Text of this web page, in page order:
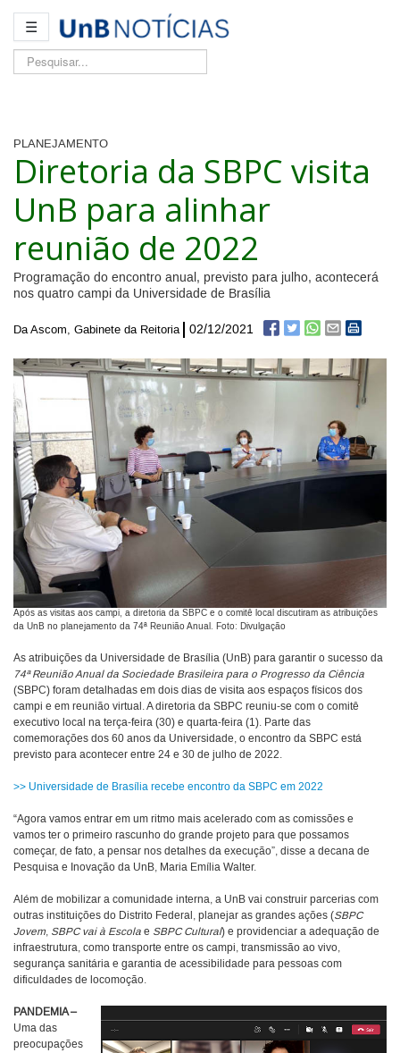
☰
Pesquisar...
PLANEJAMENTO
Diretoria da SBPC visita
UnB para alinhar
reunião de 2022
Programação do encontro anual, previsto para julho, acontecerá
nos quatro campi da Universidade de Brasília
Da Ascom, Gabinete da Reitoria 02/12/2021
Após as visitas aos campi, a diretoria da SBPC e o comitê local discutiram as atribuições
da UnB no planejamento da 74ª Reunião Anual. Foto: Divulgação
As atribuições da Universidade de Brasília (UnB) para garantir o sucesso da
74ª Reunião Anual da Sociedade Brasileira para o Progresso da Ciência
(SBPC) foram detalhadas em dois dias de visita aos espaços físicos dos
campi e em reunião virtual. A diretoria da SBPC reuniu-se com o comitê
executivo local na terça-feira (30) e quarta-feira (1). Parte das
comemorações dos 60 anos da Universidade, o encontro da SBPC está
previsto para acontecer entre 24 e 30 de julho de 2022.
>> Universidade de Brasília recebe encontro da SBPC em 2022
“Agora vamos entrar em um ritmo mais acelerado com as comissões e
vamos ter o primeiro rascunho do grande projeto para que possamos
começar, de fato, a pensar nos detalhes da execução”, disse a decana de
Pesquisa e Inovação da UnB, Maria Emília Walter.
Além de mobilizar a comunidade interna, a UnB vai construir parcerias com
outras instituições do Distrito Federal, planejar as grandes ações (SBPC
Jovem, SBPC vai à Escola e SBPC Cultural) e providenciar a adequação de
infraestrutura, como transporte entre os campi, transmissão ao vivo,
segurança sanitária e garantia de acessibilidade para pessoas com
dificuldades de locomoção.
PANDEMIA –
Uma das
preocupações